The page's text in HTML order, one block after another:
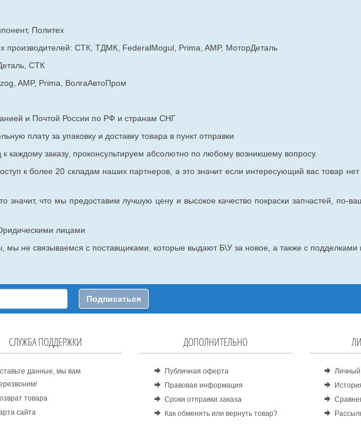
Политех
производителей: СТК, ТДМК, FederalMogul, Prima, AMP, МоторДеталь
СТК
AMP, Prima, ВолгаАвтоПром
и Почтой России по РФ и странам СНГ
плату за упаковку и доставку товара в пункт отправки
заказу, проконсультируем абсолютно по любому возникшему вопросу.
к более 20 складам наших партнеров, а это значит если интересующий вас товар
что мы предоставим лучшую цену и высокое качество покраски запчастей, по-
лицами
не связываемся с поставщиками, которые выдают Б\У за новое, а также с подделками
Подписаться
СЛУЖБА ПОДДЕРЖКИ
данные, мы вам
товара
сайта
ДОПОЛНИТЕЛЬНО
Публичная оферта
Правовая информация
Сроки отправки заказа
Как обменять или вернуть товар?
Личный